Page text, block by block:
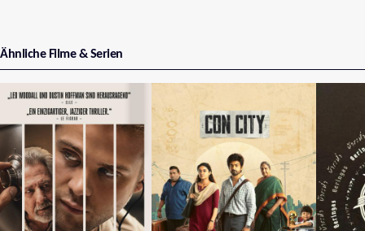
Ähnliche Filme & Serien